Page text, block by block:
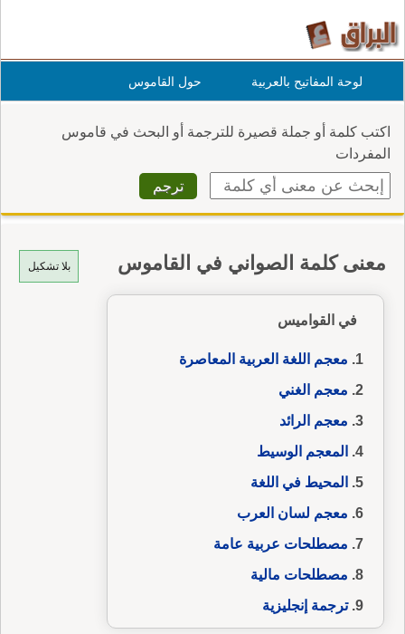
لوحة المفاتيح بالعربية حول القاموس
اكتب كلمة أو جملة قصيرة للترجمة أو البحث في قاموس
المفردات
بلا تشكيل معنى كلمة الصواني في القاموس
في القواميس
معجم اللغة العربية المعاصرة
معجم الغني
معجم الرائد
المعجم الوسيط
المحيط في اللغة
معجم لسان العرب
مصطلحات عربية عامة
مصطلحات مالية
ترجمة إنجليزية